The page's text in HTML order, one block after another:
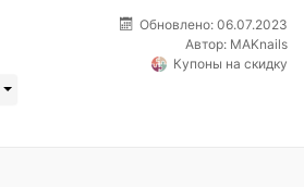
Обновлено: 06.07.2023
Автор: MAKnails
Купоны на скидку